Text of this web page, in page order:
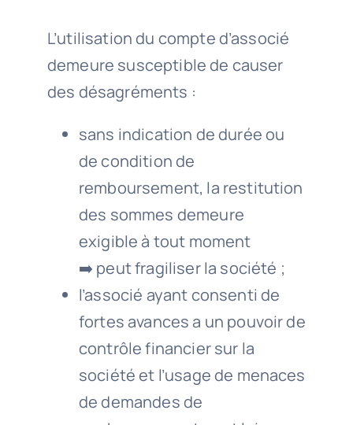
L’utilisation du compte d’associé
demeure susceptible de causer
des désagréments :
sans indication de durée ou
de condition de
remboursement, la restitution
des sommes demeure
exigible à tout moment
➡️ peut fragiliser la société ;
l’associé ayant consenti de
fortes avances a un pouvoir de
contrôle financier sur la
société et l’usage de menaces
de demandes de